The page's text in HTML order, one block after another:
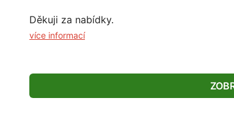
Děkuji za nabídky.
více informací